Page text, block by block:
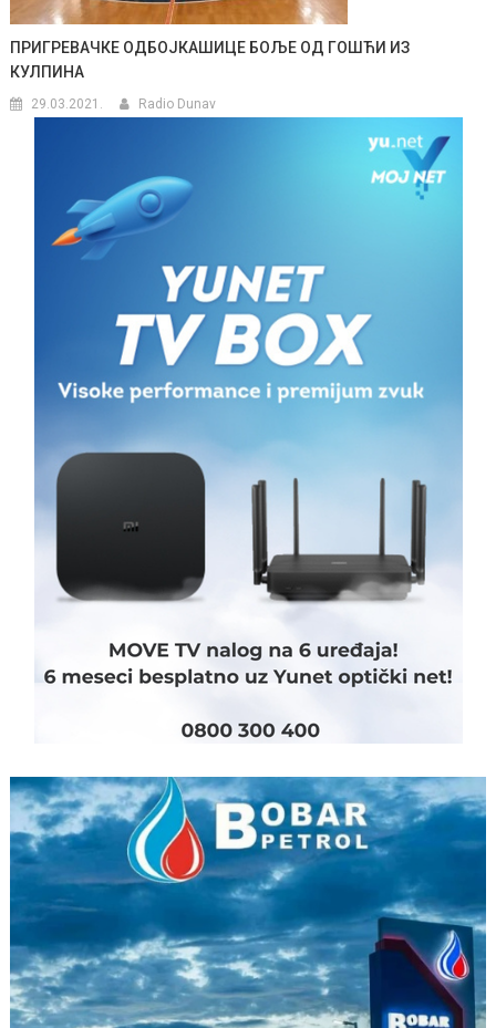
ПРИГРЕВАЧКЕ ОДБОЈКАШИЦЕ БОЉЕ ОД ГОШЋИ ИЗ
КУЛПИНА
29.03.2021. Radio Dunav